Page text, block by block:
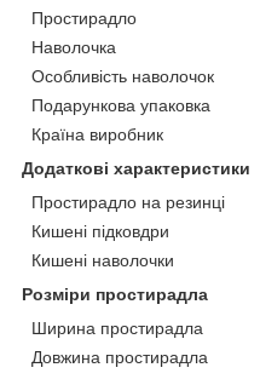
Простирадло
Наволочка
Особливість наволочок
Подарункова упаковка
Країна виробник
Додаткові характеристики
Простирадло на резинці
Кишені підковдри
Кишені наволочки
Розміри простирадла
Ширина простирадла
Довжина простирадла